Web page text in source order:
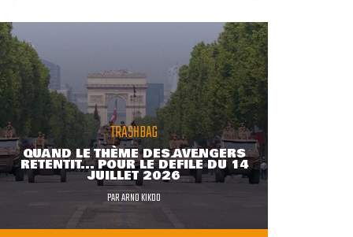
TRASHBAG
QUAND LE THÈME DES AVENGERS
RETENTIT... POUR LE DÉFILÉ DU 14
JUILLET 2026
PARARNO KIKOO